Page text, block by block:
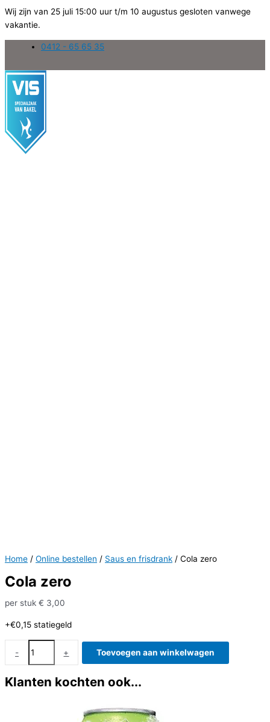
Wij zijn van 25 juli 15:00 uur t/m 10 augustus gesloten vanwege
vakantie.
inhoud
0412 - 65 65 35
Home / Online bestellen / Saus en frisdrank / Cola zero
Cola zero
per stuk € 3,00
+€0,15 statiegeld
-
zero
+ Toevoegen aan winkelwagen
Klanten kochten ook...